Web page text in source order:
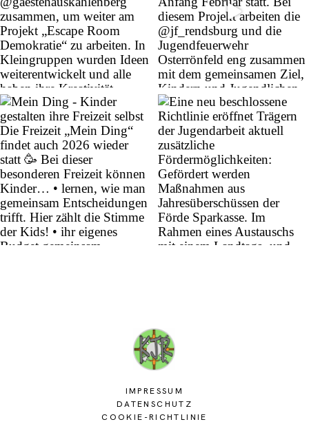
IMPRESSUM
DATENSCHUTZ
COOKIE-RICHTLINIE